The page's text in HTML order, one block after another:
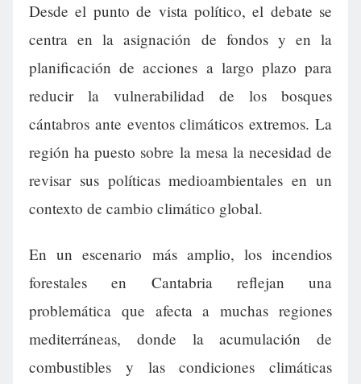
Desde el punto de vista político, el debate se
centra en la asignación de fondos y en la
planificación de acciones a largo plazo para
reducir la vulnerabilidad de los bosques
cántabros ante eventos climáticos extremos. La
región ha puesto sobre la mesa la necesidad de
revisar sus políticas medioambientales en un
contexto de cambio climático global.
En un escenario más amplio, los incendios
forestales en Cantabria reflejan una
problemática que afecta a muchas regiones
mediterráneas, donde la acumulación de
combustibles y las condiciones climáticas